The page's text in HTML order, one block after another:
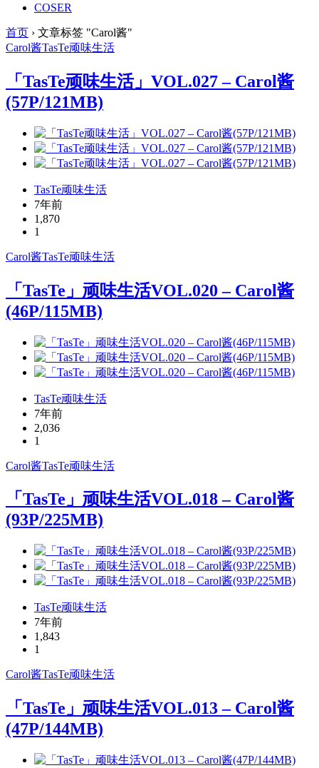
COSER
首页 › 文章标签 "Carol酱"
Carol酱TasTe顽味生活
「TasTe顽味生活」VOL.027 – Carol酱
(57P/121MB)
TasTe顽味生活
7年前
1,870
1
Carol酱TasTe顽味生活
「TasTe」顽味生活VOL.020 – Carol酱
(46P/115MB)
TasTe顽味生活
7年前
2,036
1
Carol酱TasTe顽味生活
「TasTe」顽味生活VOL.018 – Carol酱
(93P/225MB)
TasTe顽味生活
7年前
1,843
1
Carol酱TasTe顽味生活
「TasTe」顽味生活VOL.013 – Carol酱
(47P/144MB)